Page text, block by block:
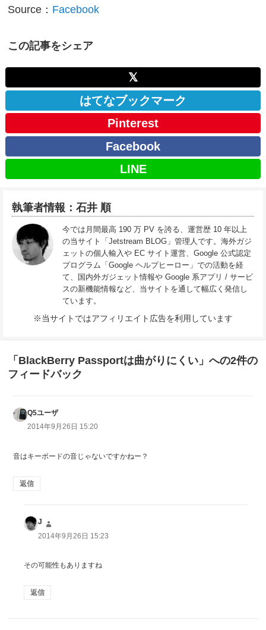
Source： Facebook
この記事をシェア
𝕏
はてなブックマーク
Pinterest
Facebook
LINE
執筆者情報：石井 順
今では月間最高 190 万 PV を誇る、運営歴 10 年以上
の当サイト「Jetstream BLOG」管理人です。海外ガジ
ェットの個人輸入や EC サイト運営、Google 公式認定
プログラム「Google ヘルプヒーロー」での活動を経
て、国内外ガジェット情報や Google 系アプリ / サービ
スの新機能情報など、当サイトを通して幅広く発信し
ています。
※当サイトではアフィリエイト広告を利用しています
「BlackBerry Passportは曲がりにくい」への2件の
フィードバック
Q5ユーザよ
り:
2014年9月26日 15:20
音はキーボードの音じゃないですかねー？
返信
J
り:
2014年9月26日 15:23
その可能性もありますね
返信